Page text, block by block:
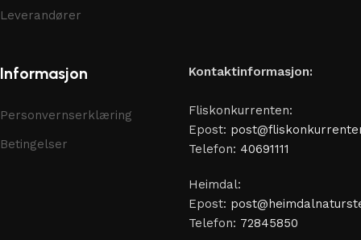
Leverandører
Informasjon
Personvernserklæring
Betingelser
Kontaktinformasjon:
Fliskonkurrenten:
Epost:
Telefon: 40691111
Heimdal:
Epost:
Telefon: 72845850